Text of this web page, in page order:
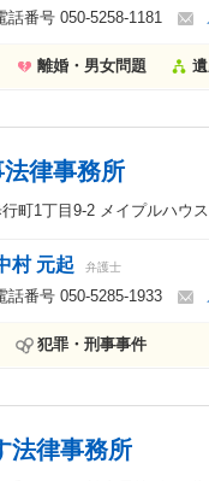
話番号 050-5258-1181
離婚・男女問題
律事務所
町1丁目9-2 メイプルハウ
村 元起 弁護士
話番号 050-5285-1933
犯罪・刑事事件
法律事務所